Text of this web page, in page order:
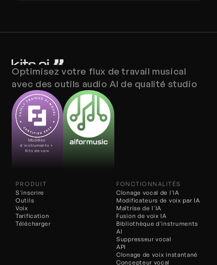
Optimisez votre flux de travail musical
avec des outils audio AI de qualité studio
Modèles
d'instruments +
Kits de voix
PRODUIT
S'inscrire
Outils
Voix
Tarification
Télécharger
FONCTIONNALITÉS
Clonage vocal de l'IA
Fusion de voix IA
Modificateurs de voix par IA
Maîtrise de l'IA
Bibliothèque d'instruments
AI
Suppresseur vocal
API
Clonage de voix instantané
Concepteur vocal